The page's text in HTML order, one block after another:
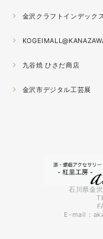
秋の催事シーズンに
2021.04
いの桜が満開になりま
で石川県地場産業振
川県内で活動する５
金沢クラフトインデックス
九谷焼 ひさだ商店
金沢市デジタル工芸展
石川県金
E-mail：